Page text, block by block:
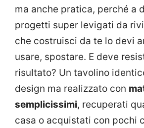
ma anche pratica, perché a
progetti super levigati da
che costruisci da te lo devi
usare, spostare. E deve
risultato? Un tavolino
design ma realizzato con
semplicissimi, recuperati
casa o acquistati con pochi